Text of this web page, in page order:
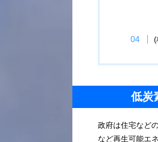
低炭
政府は住宅など
など再生可能エ